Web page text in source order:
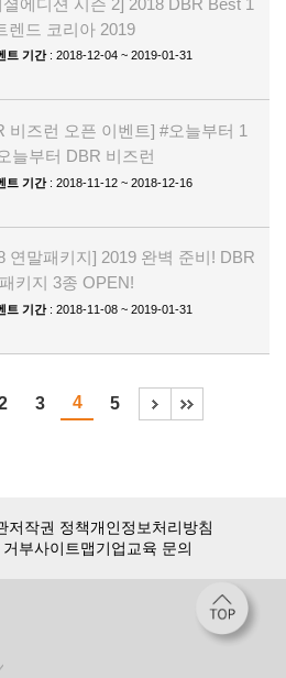
렌드 코리아 2019
트 기간: 2018-12-04 ~ 2019-01-31
비즈런 오픈 이벤트] #오늘부터 1
늘부터 DBR 비즈런
트 기간: 2018-11-12 ~ 2018-12-16
연말패키지] 2019 완벽 준비! DBR
키지 3종 OPEN!
트 기간: 2018-11-08 ~ 2019-01-31
3 4 5
저작권 정책개인정보처리방침
부사이트맵기업교육 문의